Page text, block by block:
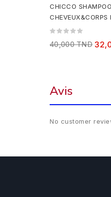
CHICCO
CHEVEUX&CORPS
MOMENTS, 500 ml
40,000 TND
Avis
No customer